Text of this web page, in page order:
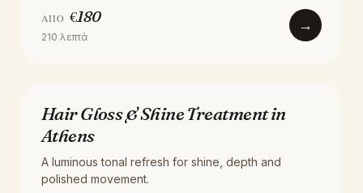
ΑΠΌ €180
210 λεπτά
→
ΧΡΏΜΑ
Hair Gloss & Shine Treatment in
Athens
A luminous tonal refresh for shine, depth and
polished movement.